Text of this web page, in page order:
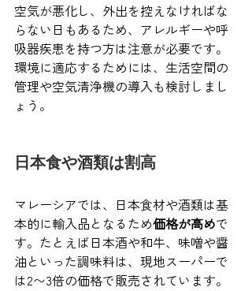
空気が悪化し、外出を控えなければな
らない日もあるため、アレルギーや呼
吸器疾患を持つ方は注意が必要です。
環境に適応するためには、生活空間の
管理や空気清浄機の導入も検討しまし
ょう。
日本食や酒類は割高
マレーシアでは、日本食材や酒類は基
本的に輸入品となるため価格が高めで
す。たとえば日本酒や和牛、味噌や醤
油といった調味料は、現地スーパーで
は2〜3倍の価格で販売されています。